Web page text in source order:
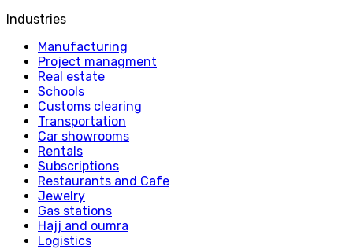
Industries
Manufacturing
Project managment
Real estate
Schools
Customs clearing
Transportation
Car showrooms
Rentals
Subscriptions
Restaurants and Cafe
Jewelry
Gas stations
Hajj and oumra
Logistics